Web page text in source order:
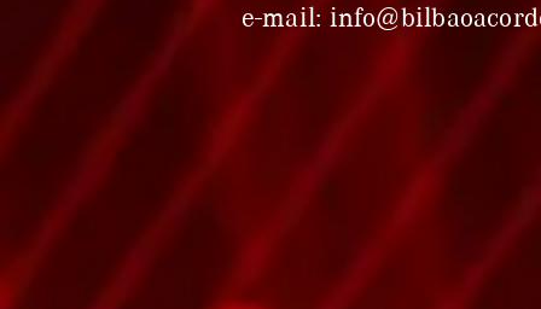
e-mail: